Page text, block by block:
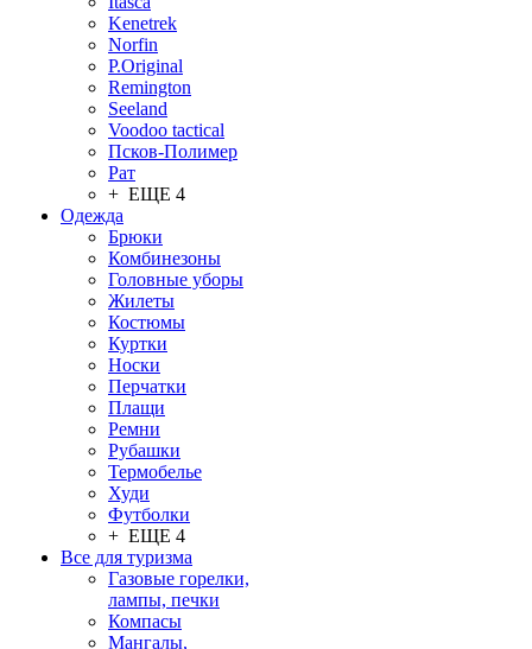
Kenetrek
Norfin
P.Original
Remington
Seeland
Voodoo tactical
Псков-Полимер
Рат
+ ЕЩЕ 4
Одежда
Брюки
Комбинезоны
Головные уборы
Жилеты
Костюмы
Куртки
Носки
Перчатки
Плащи
Ремни
Рубашки
Термобелье
Худи
Футболки
+ ЕЩЕ 4
Все для туризма
Газовые горелки,
лампы, печки
Компасы
Мангалы,